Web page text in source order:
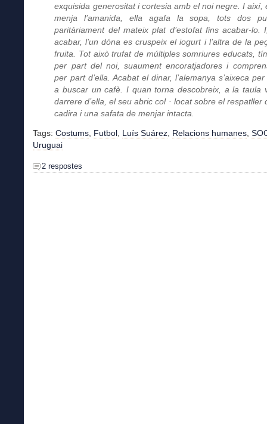
exquisida generositat i cortesia amb el noi negre. I així,
menja l’amanida, ella agafa la sopa, tots dos
paritàriament del mateix plat d’estofat fins acabar-lo.
acabar, l’un dóna es cruspeix el iogurt i l’altra de la
fruita. Tot això trufat de múltiples somriures educats,
per part del noi, suaument encoratjadores i
per part d’ella. Acabat el dinar, l’alemanya s’aixeca
a buscar un cafè. I quan torna descobreix, a la taula
darrere d’ella, el seu abric col · locat sobre el respatller
cadira i una safata de menjar intacta.
Tags: Costums Futbol Luís Suárez Relacions humanes
Uruguai
2 respostes